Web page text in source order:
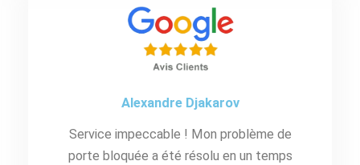
Alexandre Djakarov
Service impeccable ! Mon problème de
porte bloquée a été résolu en un temps